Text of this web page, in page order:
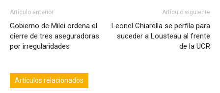
Artículo anterior
Gobierno de Milei ordena el
cierre de tres aseguradoras
por irregularidades
Artículo siguiente
Leonel Chiarella se perfila para
suceder a Lousteau al frente
de la UCR
Artículos relacionados